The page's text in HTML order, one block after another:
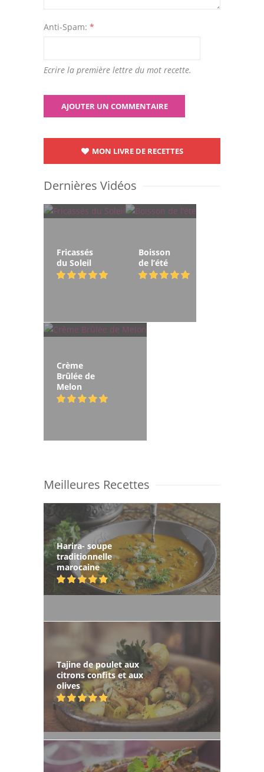
Anti-Spam: *
Ecrire la première lettre du mot recette.
MON LIVRE DE RECETTES
Dernières Vidéos
Fricassés
du Soleil
Boisson
de l’été
Crème
Brûlée de
Melon
Meilleures Recettes
Harira- soupe
traditionnelle
marocaine
Tajine de poulet aux
citrons confits et aux
olives